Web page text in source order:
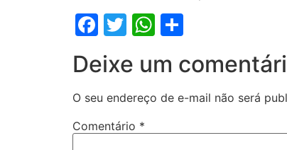
Facebook
TwitterWhatsApp
Deixe um
O seu endereço de e-mail não será
Comentário *